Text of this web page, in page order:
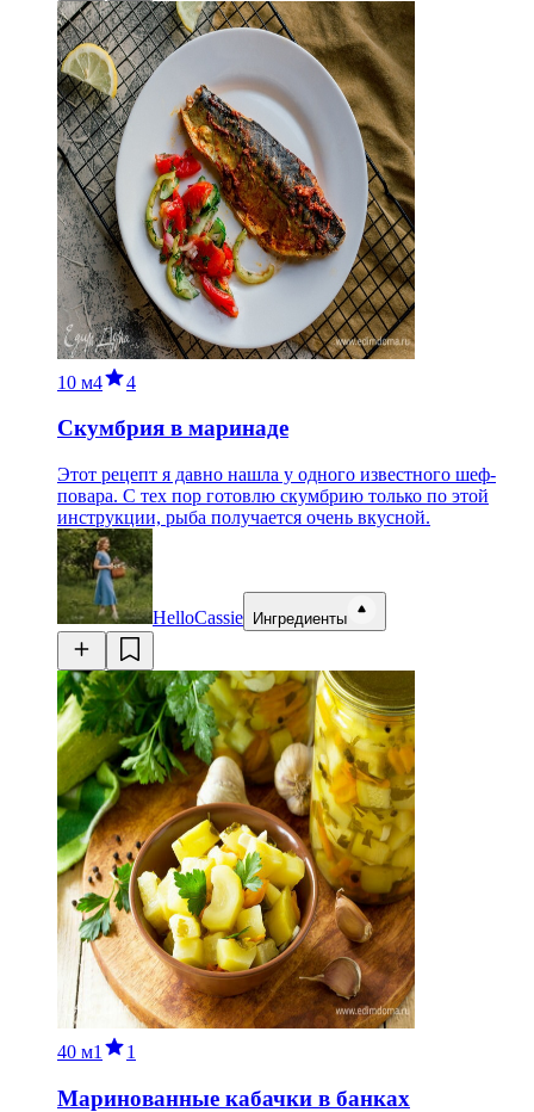
10 м4 4
Скумбрия в маринаде
Этот рецепт я давно нашла у одного известного шеф-
повара. С тех пор готовлю скумбрию только по этой
инструкции, рыба получается очень вкусной.
HelloCassie Ингредиенты
40 м1 1
Маринованные кабачки в банках